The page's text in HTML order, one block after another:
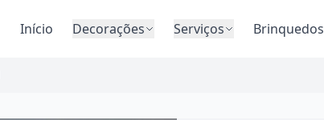
Início Decorações Serviços Brinquedos